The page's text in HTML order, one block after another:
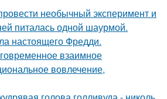
необычный эксперимент и
питалась одной шаурмой.
настоящего Фредди.
взаимное
вовлечение,